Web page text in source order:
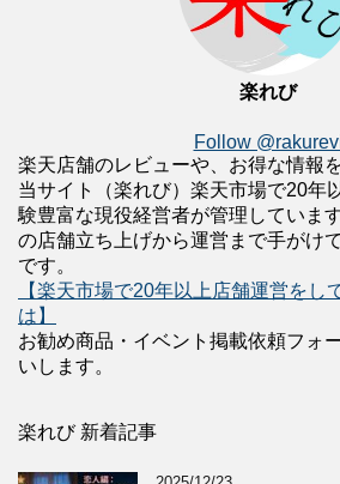
楽れび
Follow
楽天店舗のレビューや、お得な情報
当サイト（楽れび）楽天市場で20年
験豊富な現役経営者が管理していま
の店舗立ち上げから運営まで手がけ
です。
【楽天市場で20年以上店舗運営をし
は】
お勧め商品・イベント掲載依頼フォ
いします。
楽れび 新着記事